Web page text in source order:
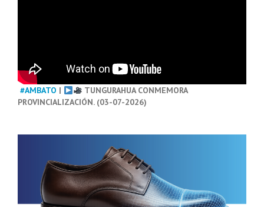
#AMBATO |
TUNGURAHUA CONMEMORA
PROVINCIALIZACIÓN. (03-07-2026)